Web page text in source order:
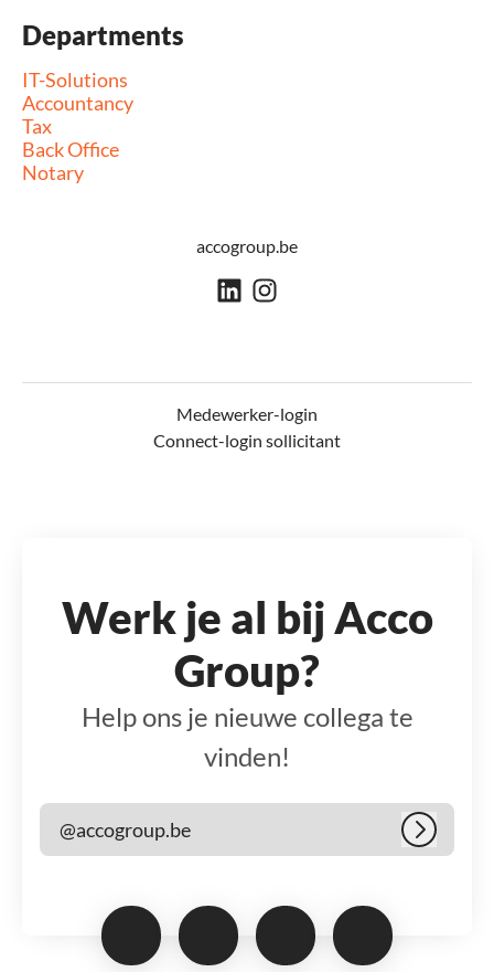
Departments
IT-Solutions
Accountancy
Tax
Back Office
Notary
accogroup.be
Medewerker-login
Connect-login sollicitant
Werk je al bij Acco
Group?
Help ons je nieuwe collega te
vinden!
@accogroup.be Inloggen